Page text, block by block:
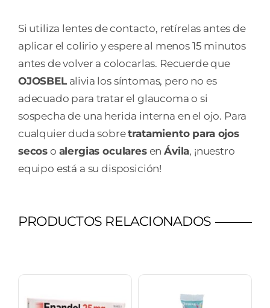
Si utiliza lentes de contacto, retírelas antes de
aplicar el colirio y espere al menos 15 minutos
antes de volver a colocarlas. Recuerde que
OJOSBELalivia los síntomas, pero no es
adecuado para tratar el glaucoma o si
sospecha de una herida interna en el ojo. Para
cualquier duda sobretratamiento para ojos
secos o alergias ocularesenÁvila, ¡nuestro
equipo está a su disposición!
PRODUCTOS RELACIONADOS